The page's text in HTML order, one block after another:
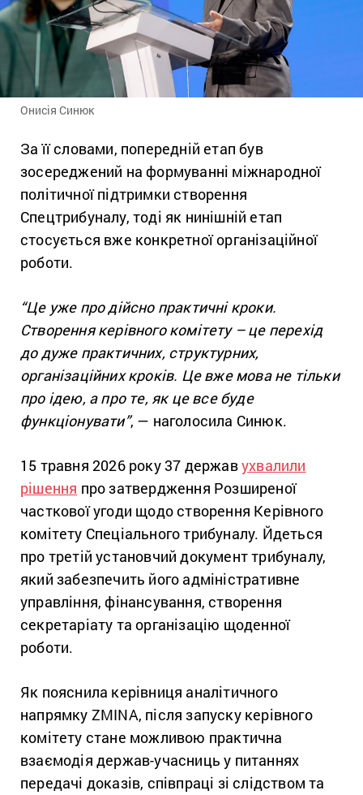
Онисія Синюк
За її словами, попередній етап був
зосереджений на формуванні міжнародної
політичної підтримки створення
Спецтрибуналу, тоді як нинішній етап
стосується вже конкретної організаційної
роботи.
“Це уже про дійсно практичні кроки.
Створення керівного комітету – це перехід
до дуже практичних, структурних,
організаційних кроків. Це вже мова не тільки
про ідею, а про те, як це все буде
функціонувати”, — наголосила Синюк.
15 травня 2026 року 37 державухвалили
рішення про затвердження Розширеної
часткової угоди щодо створення Керівного
комітету Спеціального трибуналу. Йдеться
про третій установчий документ трибуналу,
який забезпечить його адміністративне
управління, фінансування, створення
секретаріату та організацію щоденної
роботи.
Як пояснила керівниця аналітичного
напрямку ZMINA, після запуску керівного
комітету стане можливою практична
взаємодія держав-учасниць у питаннях
передачі доказів, співпраці зі слідством та